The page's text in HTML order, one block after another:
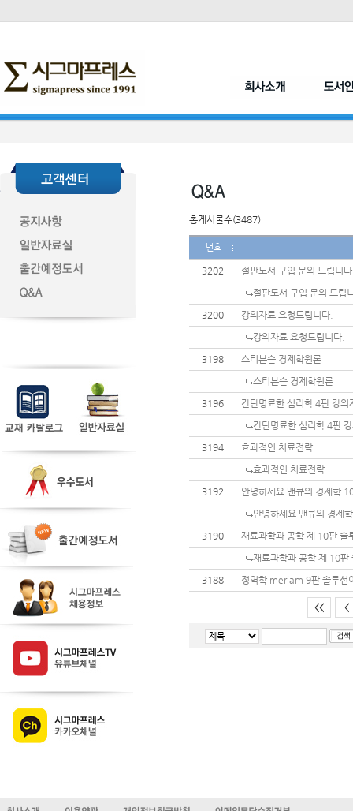
총게시물수(3487)
번호
3202
절판도서 구입 문의 드립니
절판도서 구입 문의 드립
3200
강의자료 요청드립니다.
강의자료 요청드립니다.
3198
스티븐슨 경제학원론
스티븐슨 경제학원론
3196
간단명료한 심리학 4판 강의
간단명료한 심리학 4판
3194
효과적인 치료전략
효과적인 치료전략
3192
안녕하세요 맨큐의 경제학
안녕하세요 맨큐의 경제
3190
재료과학과 공학 제 10판 솔
재료과학과 공학 제 10판
3188
정역학 meriam 9판 솔루션
<< <